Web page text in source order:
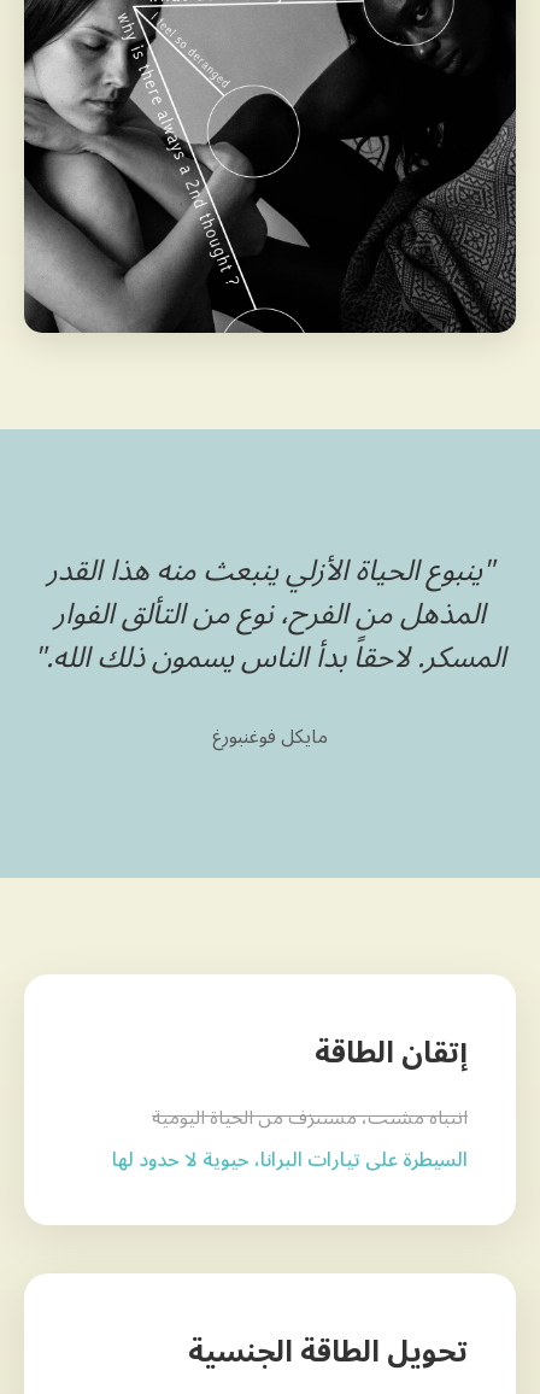
"ينبوع الحياة الأزلي ينبعث منه هذا القدر
المذهل من الفرح، نوع من التألق الفوار
المسكر. لاحقاً بدأ الناس يسمون ذلك الله."
مايكل فوغنبورغ
إتقان الطاقة
انتباه مشتت، مستنزف من الحياة اليومية
السيطرة على تيارات البرانا، حيوية لا حدود لها
تحويل الطاقة الجنسية